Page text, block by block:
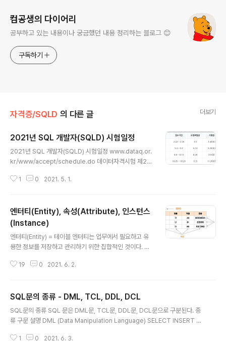
컴공생의 다이어리
공부하고 있는 내용이나 궁금했던 내용 정리하는 블로그 😊
구독하기
자격증/SQLD 의 다른 글 더보기
2021년 SQL 개발자(SQLD) 시험일정
2021년 SQL 개발자(SQLD) 시험일정 www.dataq.or.
kr/www/accept/schedule.do 데이터자격시험 제23
10.11 ~ 10.15 10.22 11.6(토) 12.3 - www.dataq.or.k
1 0 2021. 5. 1.
엔터티(Entity), 속성(Attribute), 인스턴스
(Instance)
엔터티(Entity) = 테이블 엔터티는 업무에서 필요하고 유
용한 정보를 저장하고 관리하기 위한 집합적인 것이다. 개
= 컬럼 속성은 업무에서 필요로 하는 인스턴스로 의미상
터 내용의 전체 집합을 의미한다. https://m.blog.naver.
com/clsrnclsrn95/222069240916 [SQLD] 엔터티
인스턴스 속성 속성값 엔터티(Entity) 업무에서 관리해야
(Things)이... blog.naver.com https://m.blog.nav
19 0 2021. 6. 2.
SQL문의 종류 - DML, TCL, DDL, DCL
SQL문의 종류 SQL 문은 DML문, TCL문, DDL문, DCL문으로 구분된다. 종
류 구문 설명 DML (Data Manipulation Language) SELECT INSERT U
삭제)하기 위한 구문 TCL (Transaction Control Language) COMMIT R
1 0 2021. 6. 3.